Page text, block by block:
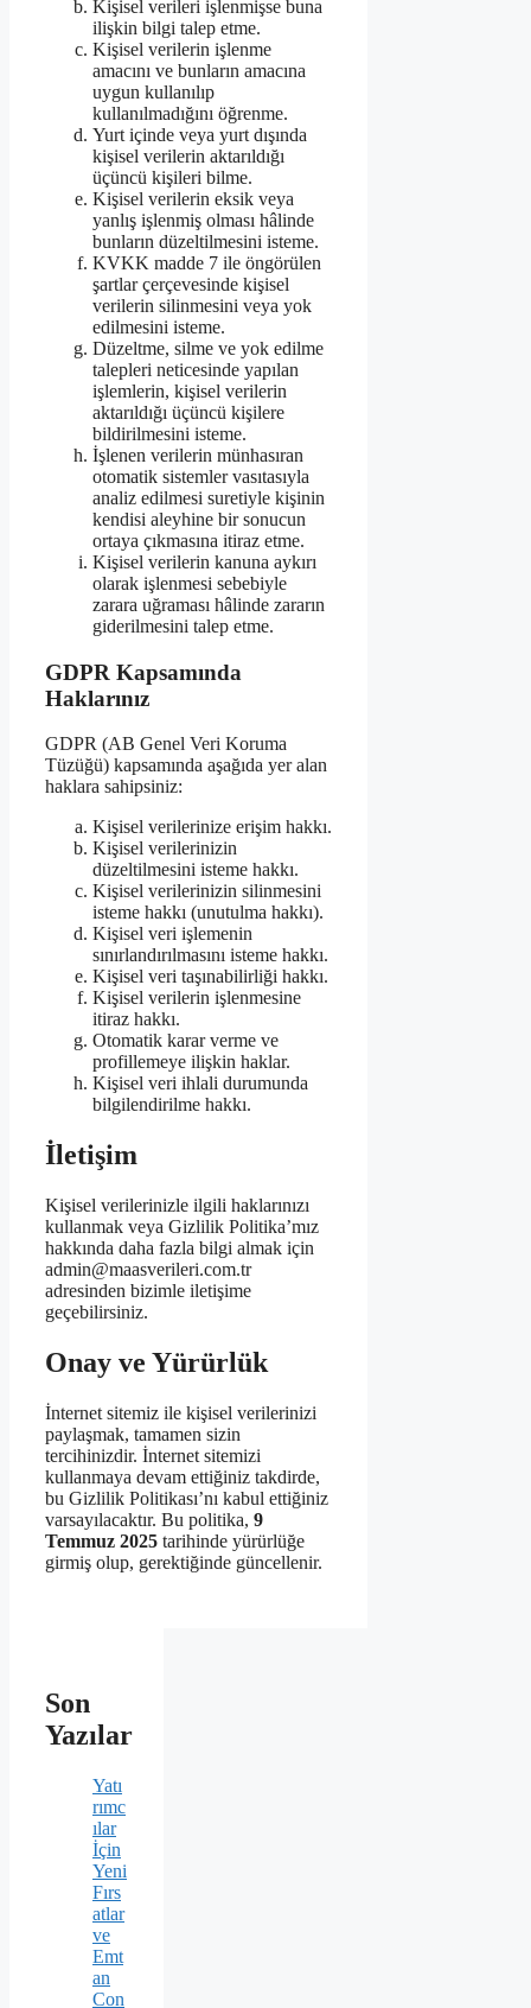
Kişisel verileri işlenmişse buna
ilişkin bilgi talep etme.
Kişisel verilerin işlenme
amacını ve bunların amacına
uygun kullanılıp
kullanılmadığını öğrenme.
Yurt içinde veya yurt dışında
kişisel verilerin aktarıldığı
üçüncü kişileri bilme.
Kişisel verilerin eksik veya
yanlış işlenmiş olması hâlinde
bunların düzeltilmesini isteme.
KVKK madde 7 ile öngörülen
şartlar çerçevesinde kişisel
verilerin silinmesini veya yok
edilmesini isteme.
Düzeltme, silme ve yok edilme
talepleri neticesinde yapılan
işlemlerin, kişisel verilerin
aktarıldığı üçüncü kişilere
bildirilmesini isteme.
İşlenen verilerin münhasıran
otomatik sistemler vasıtasıyla
analiz edilmesi suretiyle kişinin
kendisi aleyhine bir sonucun
ortaya çıkmasına itiraz etme.
Kişisel verilerin kanuna aykırı
olarak işlenmesi sebebiyle
zarara uğraması hâlinde zararın
giderilmesini talep etme.
GDPR Kapsamında
Haklarınız
GDPR (AB Genel Veri Koruma
Tüzüğü) kapsamında aşağıda yer alan
haklara sahipsiniz:
Kişisel verilerinize erişim hakkı.
Kişisel verilerinizin
düzeltilmesini isteme hakkı.
Kişisel verilerinizin silinmesini
isteme hakkı (unutulma hakkı).
Kişisel veri işlemenin
sınırlandırılmasını isteme hakkı.
Kişisel veri taşınabilirliği hakkı.
Kişisel verilerin işlenmesine
itiraz hakkı.
Otomatik karar verme ve
profillemeye ilişkin haklar.
Kişisel veri ihlali durumunda
bilgilendirilme hakkı.
İletişim
Kişisel verilerinizle ilgili haklarınızı
kullanmak veya Gizlilik Politika’mız
hakkında daha fazla bilgi almak için
admin@maasverileri.com.tr
adresinden bizimle iletişime
geçebilirsiniz.
Onay ve Yürürlük
İnternet sitemiz ile kişisel verilerinizi
paylaşmak, tamamen sizin
tercihinizdir. İnternet sitemizi
kullanmaya devam ettiğiniz takdirde,
bu Gizlilik Politikası’nı kabul ettiğiniz
varsayılacaktır. Bu politika, 9
Temmuz 2025 tarihinde yürürlüğe
girmiş olup, gerektiğinde güncellenir.
Son
Yazılar
Yatı
rımc
ılar
İçin
Yeni
Fırs
atlar
ve
Emt
an
Con